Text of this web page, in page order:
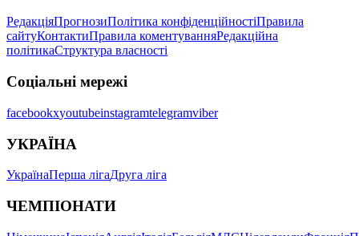
РедакціяПрогнозиПолітика конфіденційностіПравила
сайтуКонтактиПравила коментуванняРедакційна
політикаСтруктура власності
Соціальні мережі
facebookxyoutubeinstagramtelegramviber
УКРАЇНА
УкраїнаПерша лігаДруга ліга
ЧЕМПІОНАТИ